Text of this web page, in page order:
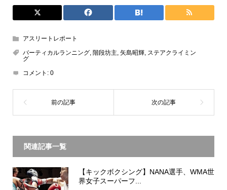
アスリートレポート
バーティカルランニング, 階段坊主, 矢島昭輝, ステアクライミン
グ
コメント: 0
関連記事一覧
【キックボクシング】NANA選手、WMA世
界女子スーパーフ...